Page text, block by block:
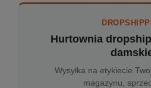
Hurtownia
Wysyłka na etykiecie
magazynu,